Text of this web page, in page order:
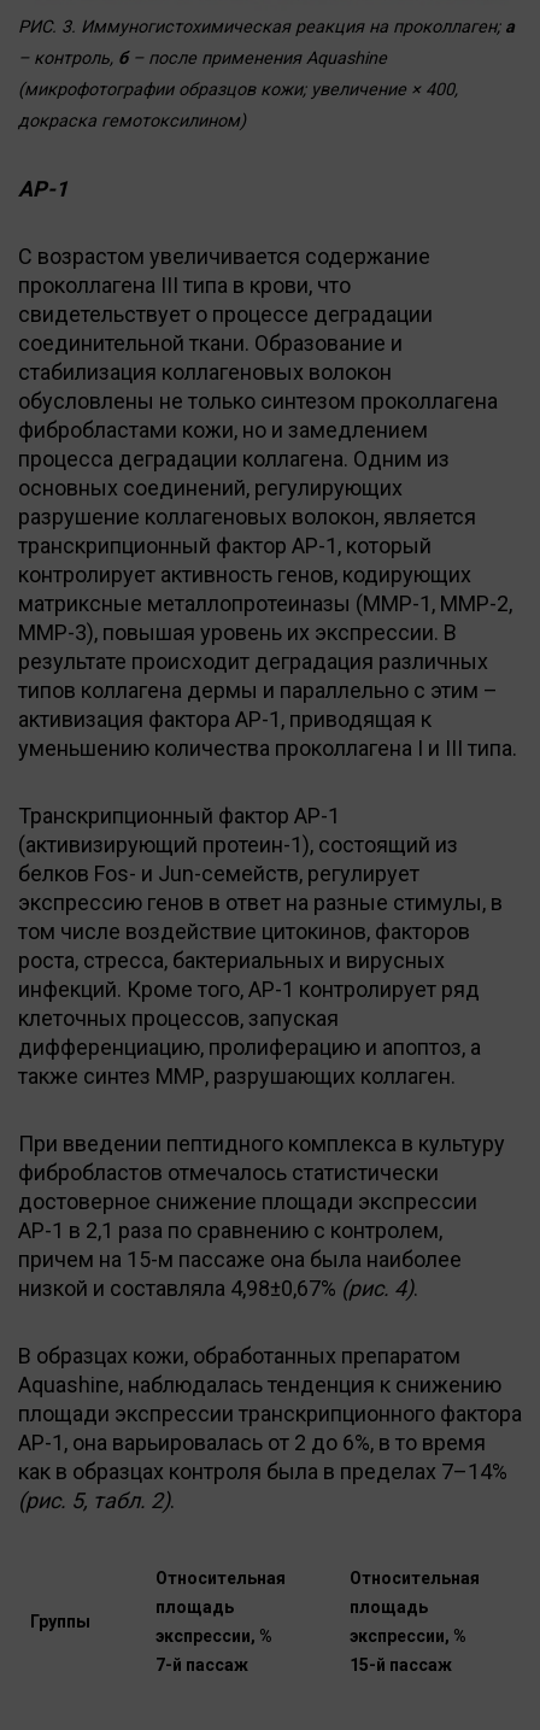
РИС. 3. Иммуногистохимическая реакция на проколлаген; а
– контроль, б– после применения Aquashine
(микрофотографии образцов кожи; увеличение × 400,
докраска гемотоксилином)
AP-1
C возрастом увеличивается содержание
проколлагена III типа в крови, что
свидетельствует о процессе деградации
соединительной ткани. Образование и
стабилизация коллагеновых волокон
обусловлены не только синтезом проколлагена
фибробластами кожи, но и замедлением
процесса деградации коллагена. Одним из
основных соединений, регулирующих
разрушение коллагеновых волокон, является
транскрипционный фактор АР-1, который
контролирует активность генов, кодирующих
матриксные металлопротеиназы (ММР-1, ММР-2,
ММР-3), повышая уровень их экспрессии. В
результате происходит деградация различных
типов коллагена дермы и параллельно с этим –
активизация фактора АР-1, приводящая к
уменьшению количества проколлагена I и III типа.
Транскрипционный фактор АР-1
(активизирующий протеин-1), состоящий из
белков Fos- и Jun-семейств, регулирует
экспрессию генов в ответ на разные стимулы, в
том числе воздействие цитокинов, факторов
роста, стресса, бактериальных и вирусных
инфекций. Кроме того, АР-1 контролирует ряд
клеточных процессов, запуская
дифференциацию, пролиферацию и апоптоз, а
также синтез ММР, разрушающих коллаген.
При введении пептидного комплекса в культуру
фибробластов отмечалось статистически
достоверное снижение площади экспрессии
АР-1 в 2,1 раза по сравнению с контролем,
причем на 15-м пассаже она была наиболее
низкой и составляла 4,98±0,67% (рис. 4).
В образцах кожи, обработанных препаратом
Aquashine, наблюдалась тенденция к снижению
площади экспрессии транскрипционного фактора
АР-1, она варьировалась от 2 до 6%, в то время
как в образцах контроля была в пределах 7–14%
(рис. 5, табл. 2).
Группы
Относительная
площадь
экспрессии, %
7-й пассаж
Относительная
площадь
экспрессии, %
15-й пассаж